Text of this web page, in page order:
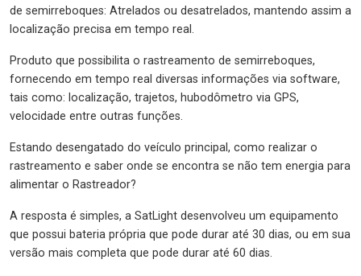
de semirreboques: Atrelados ou desatrelados, mantendo assim a
localização precisa em tempo real.
Produto que possibilita o rastreamento de semirreboques,
fornecendo em tempo real diversas informações via software,
tais como: localização, trajetos, hubodômetro via GPS,
velocidade entre outras funções.
Estando desengatado do veículo principal, como realizar o
rastreamento e saber onde se encontra se não tem energia para
alimentar o Rastreador?
A resposta é simples, a SatLight desenvolveu um equipamento
que possui bateria própria que pode durar até 30 dias, ou em sua
versão mais completa que pode durar até 60 dias.